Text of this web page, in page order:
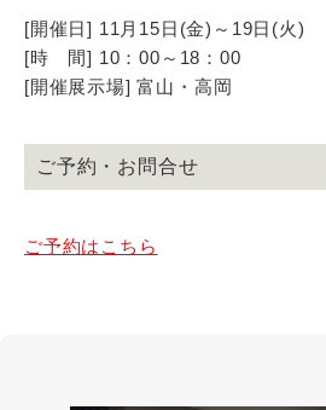
[開催日] 11月15日(金)～19日(火)
[時 間] 10：00～18：00
[開催展示場] 富山・高岡
ご予約・お問合せ
ご予約はこちら